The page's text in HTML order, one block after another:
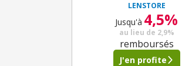
LENSTORE
Jusqu'à 4,5%
au lieu de 2,9%
remboursés
J'en profite